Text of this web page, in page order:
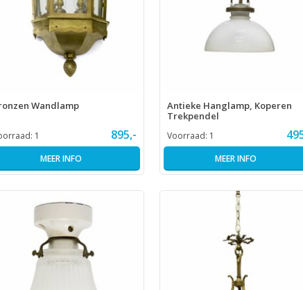
Wandlamp
1 895,-
MEER INFO
Antieke Hanglamp, Koperen
Trekpendel
Voorraad: 1
MEER INFO